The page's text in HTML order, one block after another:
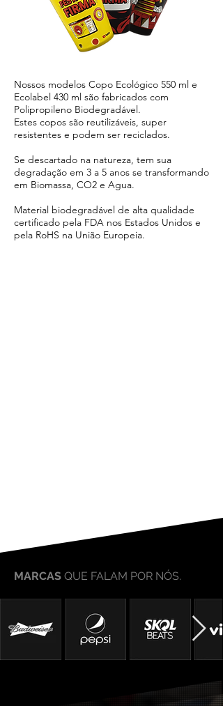
Nossos modelos Copo Ecológico 550 ml e
Ecolabel 430 ml são fabricados com
Polipropileno Biodegradável.
Estes copos são reutilizáveis, super
resistentes e podem ser reciclados.
Se descartado na natureza, tem sua
degradação em 3 a 5 anos se transformando
em Biomassa, CO2 e Agua.
Material biodegradável de alta qualidade
certificado pela FDA nos Estados Unidos e
pela RoHS na União Europeia.
MARCAS QUE FALAM POR NÓS.